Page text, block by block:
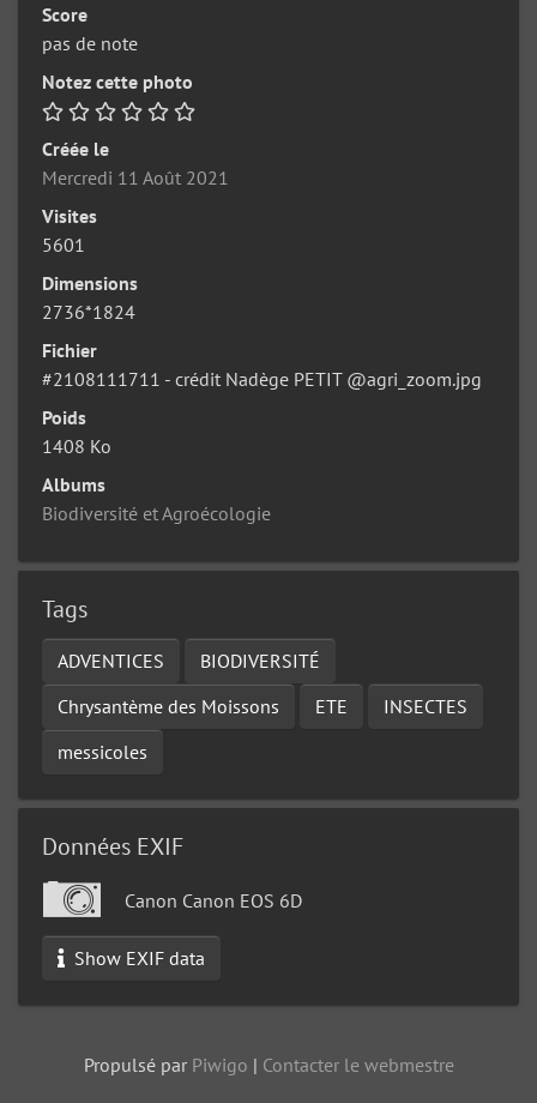
Score
pas de note
Notez cette photo
Créée le
Mercredi 11 Août 2021
Visites
5601
Dimensions
2736*1824
Fichier
#2108111711 - crédit Nadège PETIT @agri_zoom.jpg
Poids
1408 Ko
Albums
Biodiversité et Agroécologie
Tags
ADVENTICES
BIODIVERSITÉ
Chrysantème des Moissons
ETE
INSECTES
messicoles
Données EXIF
Canon Canon EOS 6D
Show EXIF data
Propulsé par Piwigo | Contacter le webmestre